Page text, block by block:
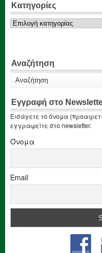
Κατηγορίες
Κατηγορίες
Αναζήτηση
Εγγραφή στο
Εισάγετε το όνομα
εγγραφείτε στο newsletter.
Όνομα
Email